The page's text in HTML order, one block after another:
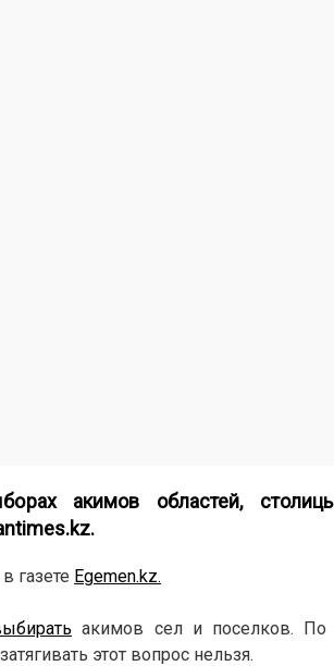
акимов областей,
газете Egemen.kz.
акимов сел и поселков. По
этот вопрос нельзя.